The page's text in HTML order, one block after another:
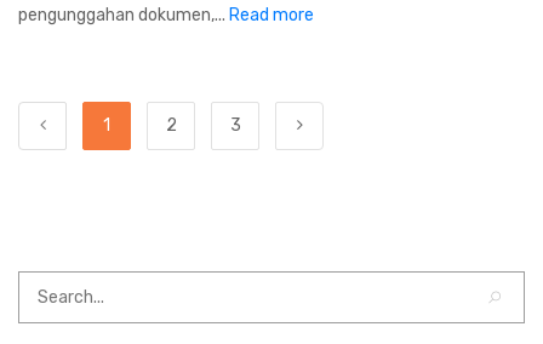
pengunggahan dokumen,... Read more
1 2 3